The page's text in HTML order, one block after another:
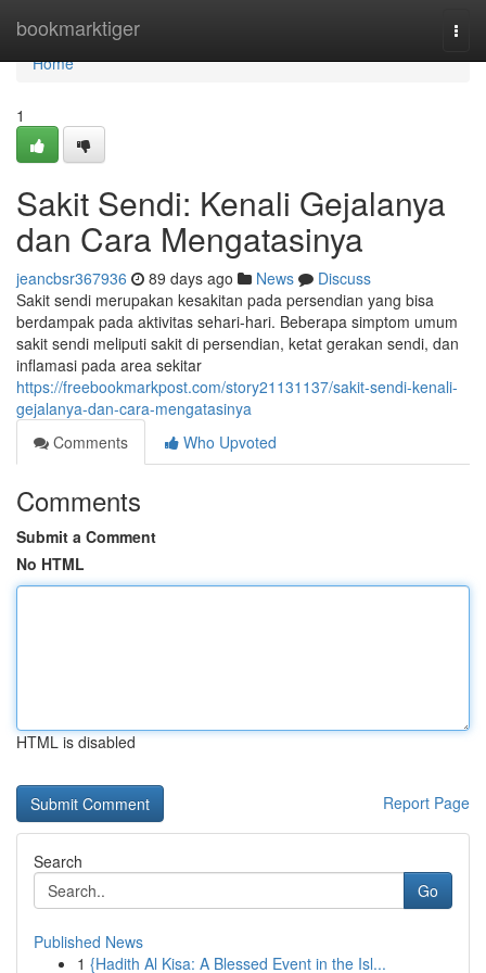
bookmarktiger
Home
Home
1
Sakit Sendi: Kenali Gejalanya
dan Cara Mengatasinya
jeancbsr367936 89 days ago News
Discuss
Sakit sendi merupakan kesakitan pada persendian yang bisa
berdampak pada aktivitas sehari-hari. Beberapa simptom umum
sakit sendi meliputi sakit di persendian, ketat gerakan sendi, dan
inflamasi pada area sekitar
https://freebookmarkpost.com/story21131137/sakit-sendi-kenali-
gejalanya-dan-cara-mengatasinya
Comments
Who Upvoted
Comments
Submit a Comment
No HTML
HTML is disabled
Report Page
Search
Go
Published News
1 {Hadith Al Kisa: A Blessed Event in the Isl...